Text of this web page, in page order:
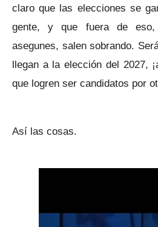
claro que las elecciones se
gente, y que fuera de
asegunes, salen sobrando.
llegan a la elección del 2027,
que logren ser candidatos por
Así las cosas.